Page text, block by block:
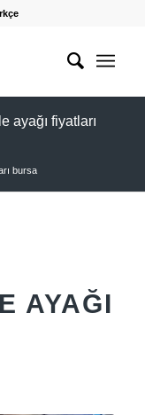
ayağı fiyatları
bursa
AYAĞI